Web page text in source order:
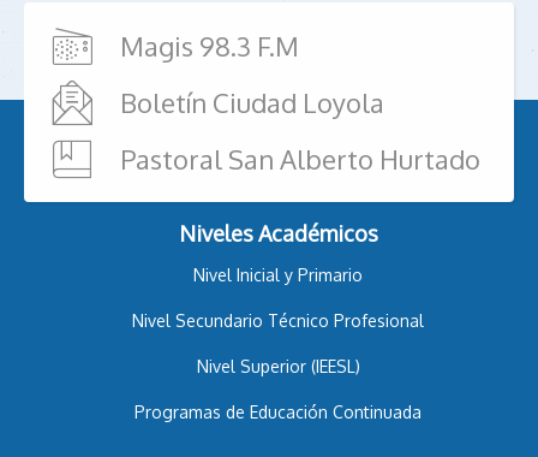
Magis 98.3 F.M
Boletín Ciudad Loyola
Pastoral San Alberto Hurtado
Niveles Académicos
Nivel Inicial y Primario
Nivel Secundario Técnico Profesional
Nivel Superior (IEESL)
Programas de Educación Continuada